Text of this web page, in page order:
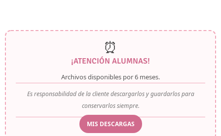
⏰
¡ATENCIÓN ALUMNAS!
Archivos disponibles por6 meses.
Es responsabilidad de la cliente descargarlos y guardarlos para
conservarlos siempre.
MIS DESCARGAS